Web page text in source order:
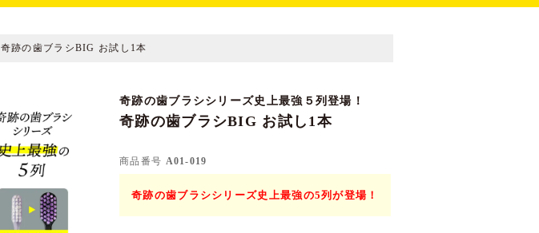
奇跡の歯ブラシBIG お試し1本
奇跡の歯ブラシシリーズ史上最強５列登場！
奇跡の歯ブラシBIG お試し1本
商品番号 A01-019
奇跡の歯ブラシシリーズ史上最強の5列が登場！